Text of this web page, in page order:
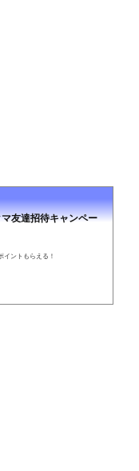
友達招待キャンペー
イントもらえる！